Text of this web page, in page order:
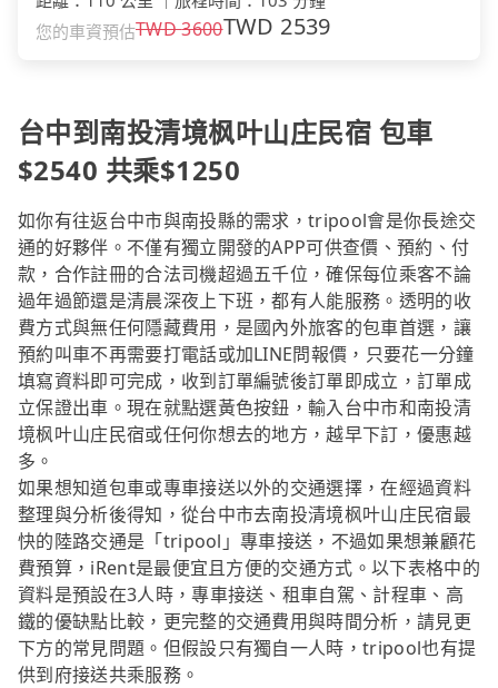
您的車資預估TWD3600TWD 2539
台中到南投清境枫叶山庄民宿 包車
$2540 共乘$1250
如你有往返台中市與南投縣的需求，tripool會是你長途交
通的好夥伴。不僅有獨立開發的APP可供查價、預約、付
款，合作註冊的合法司機超過五千位，確保每位乘客不論
過年過節還是清晨深夜上下班，都有人能服務。透明的收
費方式與無任何隱藏費用，是國內外旅客的包車首選，讓
預約叫車不再需要打電話或加LINE問報價，只要花一分鐘
填寫資料即可完成，收到訂單編號後訂單即成立，訂單成
立保證出車。現在就點選黃色按鈕，輸入台中市和南投清
境枫叶山庄民宿或任何你想去的地方，越早下訂，優惠越
多。
如果想知道包車或專車接送以外的交通選擇，在經過資料
整理與分析後得知，從台中市去南投清境枫叶山庄民宿最
快的陸路交通是「tripool」專車接送，不過如果想兼顧花
費預算，iRent是最便宜且方便的交通方式。以下表格中的
資料是預設在3人時，專車接送、租車自駕、計程車、高
鐵的優缺點比較，更完整的交通費用與時間分析，請見更
下方的常見問題。但假設只有獨自一人時，tripool也有提
供到府接送共乘服務。